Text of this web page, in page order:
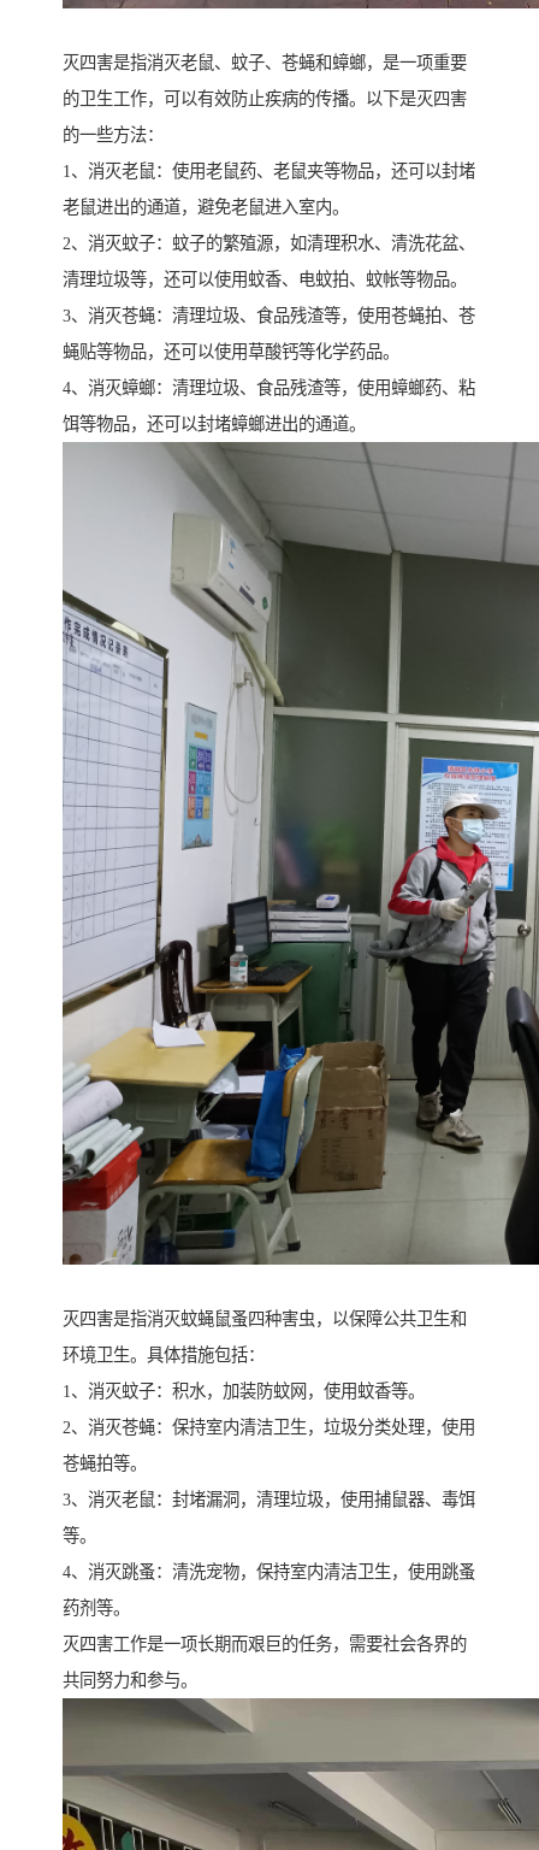
灭四害是指消灭老鼠、蚊子、苍蝇和蟑螂，是一项重要
的卫生工作，可以有效防止疾病的传播。以下是灭四害
的一些方法：
1、消灭老鼠：使用老鼠药、老鼠夹等物品，还可以封堵
老鼠进出的通道，避免老鼠进入室内。
2、消灭蚊子：蚊子的繁殖源，如清理积水、清洗花盆、
清理垃圾等，还可以使用蚊香、电蚊拍、蚊帐等物品。
3、消灭苍蝇：清理垃圾、食品残渣等，使用苍蝇拍、苍
蝇贴等物品，还可以使用草酸钙等化学药品。
4、消灭蟑螂：清理垃圾、食品残渣等，使用蟑螂药、粘
饵等物品，还可以封堵蟑螂进出的通道。
灭四害是指消灭蚊蝇鼠蚤四种害虫，以保障公共卫生和
环境卫生。具体措施包括：
1、消灭蚊子：积水，加装防蚊网，使用蚊香等。
2、消灭苍蝇：保持室内清洁卫生，垃圾分类处理，使用
苍蝇拍等。
3、消灭老鼠：封堵漏洞，清理垃圾，使用捕鼠器、毒饵
等。
4、消灭跳蚤：清洗宠物，保持室内清洁卫生，使用跳蚤
药剂等。
灭四害工作是一项长期而艰巨的任务，需要社会各界的
共同努力和参与。